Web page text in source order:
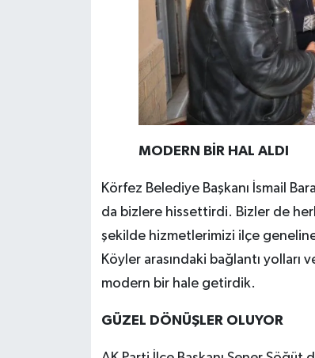
MODERN BİR HAL ALDI
Körfez Belediye Başkanı İsmail
da bizlere hissettirdi. Bizler de
şekilde hizmetlerimizi ilçe
Köyler arasındaki bağlantı yolları
modern bir hale getirdik.
GÜZEL DÖNÜŞLER OLUYOR